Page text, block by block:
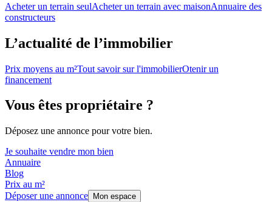
Acheter un terrain seulAcheter un terrain avec maisonAnnuaire des
constructeurs
L’actualité de l’immobilier
Prix moyens au m²Tout savoir sur l'immobilierOtenir un
financement
Vous êtes propriétaire ?
Déposez une annonce pour votre bien.
Je souhaite vendre mon bien
Annuaire
Blog
Prix au m²
Déposer une annonce
Mon espace